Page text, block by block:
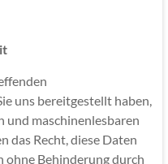
uns bereitgestellt haben,
und maschinenlesbaren
das Recht, diese Daten
Behinderung durch